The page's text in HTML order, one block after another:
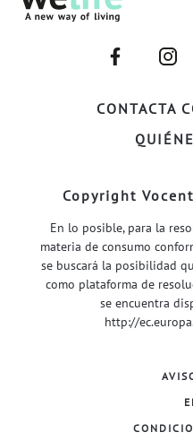
CONTACTA
–
FACEBOOK–
–
Copyright
En lo posible, para la
materia de consumo
se buscará la posibilidad
como plataforma de
se encuentra
http://